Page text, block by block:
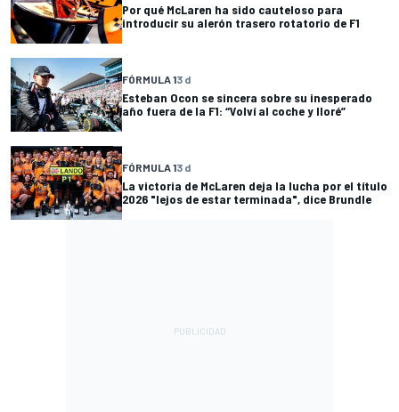
Por qué McLaren ha sido cauteloso para
introducir su alerón trasero rotatorio de F1
FÓRMULA 13 d
Esteban Ocon se sincera sobre su inesperado
año fuera de la F1: “Volví al coche y lloré”
FÓRMULA 13 d
La victoria de McLaren deja la lucha por el título
2026 "lejos de estar terminada", dice Brundle